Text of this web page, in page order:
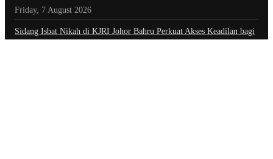
Friday, 7 August 2026
Sidang Isbat Nikah di KJRI Johor Bahru Perkuat Akses Keadilan bagi